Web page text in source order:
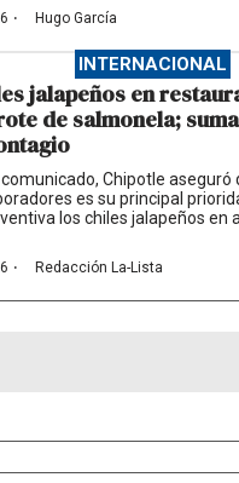
· Hugo García
INTERNACIONAL
jalapeños en
de salmonela;
Chipotle aseguró
es su principal
los chiles jalapeños en
· Redacción La-Lista